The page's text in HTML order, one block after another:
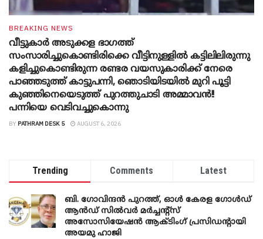
BREAKING NEWS
വീട്ടുകാർ അ‌ടുക്കള ഭാ​ഗത്ത്
സംസാരിച്ചുകൊണ്ടിരിക്കെ വീട്ടിനുള്ളിൽ കട്ടിലിലിരുന്നു
കളിച്ചുകൊണ്ടിരുന്ന രണ്ടര വയസുകാരിക്ക് നേരെ
പാഞ്ഞടുത്ത് കാട്ടുപന്നി, ‍ഞൊടിയി‌ടയിൽ മുറി പൂട്ടി
കുഞ്ഞിനെയെടുത്ത് പുറത്തുചാടി അമ്മാവൻ!!
പന്നിയെ വെടിവച്ചുകൊന്നു
BY PATHRAM DESK 5 AUGUST 6, 2026
Trending Comments Latest
ബി. ​ഗോവിന്ദൻ പുറത്ത്, ഓൾ കേരള ഗോൾഡ്
ആൻഡ് സിൽവർ മർച്ചന്റ്സ്
അസോസിയേഷൻ ആക്ടിംഗ് പ്രസിഡന്റായി
അയമു ഹാജി